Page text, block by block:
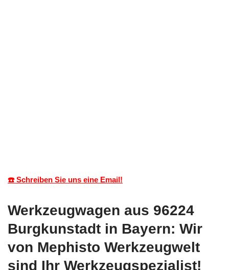
☎️ Schreiben Sie uns eine Email!
Werkzeugwagen aus 96224
Burgkunstadt in Bayern: Wir
von Mephisto Werkzeugwelt
sind Ihr Werkzeugspezialist!